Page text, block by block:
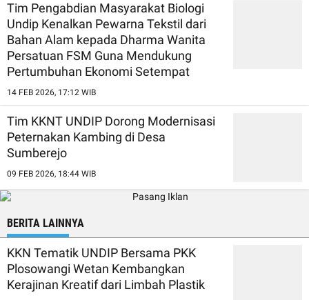
Tim Pengabdian Masyarakat Biologi
Undip Kenalkan Pewarna Tekstil dari
Bahan Alam kepada Dharma Wanita
Persatuan FSM Guna Mendukung
Pertumbuhan Ekonomi Setempat
14 FEB 2026, 17:12 WIB
Tim KKNT UNDIP Dorong Modernisasi
Peternakan Kambing di Desa
Sumberejo
09 FEB 2026, 18:44 WIB
BERITA LAINNYA
KKN Tematik UNDIP Bersama PKK
Plosowangi Wetan Kembangkan
Kerajinan Kreatif dari Limbah Plastik